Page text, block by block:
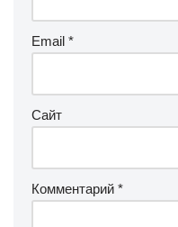
Email *
Сайт
Комментарий *